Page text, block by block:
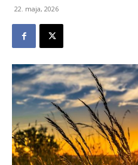
22. maja, 2026